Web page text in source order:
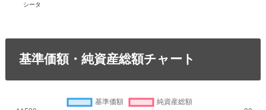
シータ
基準価額・純資産総額チャート